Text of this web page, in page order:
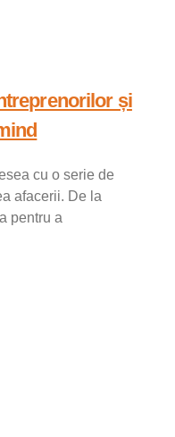
și
cu o serie de
afacerii. De la
pentru a